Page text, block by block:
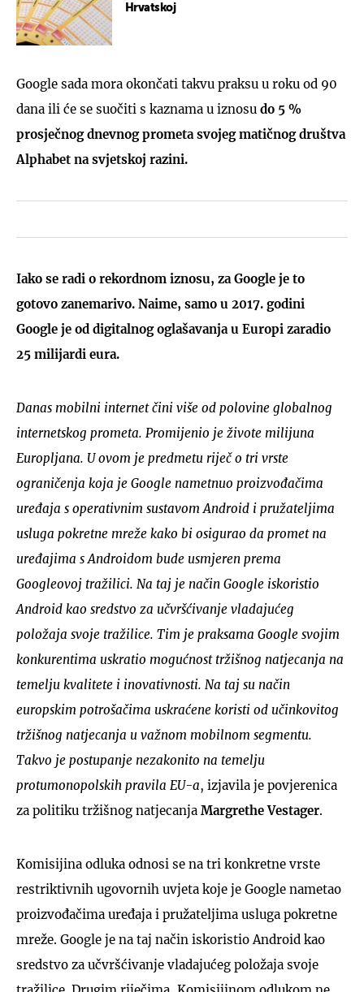
Hrvatskoj
Google sada mora okončati takvu praksu u roku od 90
dana ili će se suočiti s kaznama u iznosu do 5 %
prosječnog dnevnog prometa svojeg matičnog društva
Alphabet na svjetskoj razini.
Iako se radi o rekordnom iznosu, za Google je to
gotovo zanemarivo. Naime, samo u 2017. godini
Google je od digitalnog oglašavanja u Europi zaradio
25 milijardi eura.
Danas mobilni internet čini više od polovine globalnog
internetskog prometa. Promijenio je živote milijuna
Europljana. U ovom je predmetu riječ o tri vrste
ograničenja koja je Google nametnuo proizvođačima
uređaja s operativnim sustavom Android i pružateljima
usluga pokretne mreže kako bi osigurao da promet na
uređajima s Androidom bude usmjeren prema
Googleovoj tražilici. Na taj je način Google iskoristio
Android kao sredstvo za učvršćivanje vladajućeg
položaja svoje tražilice. Tim je praksama Google svojim
konkurentima uskratio mogućnost tržišnog natjecanja na
temelju kvalitete i inovativnosti. Na taj su način
europskim potrošačima uskraćene koristi od učinkovitog
tržišnog natjecanja u važnom mobilnom segmentu.
Takvo je postupanje nezakonito na temelju
protumonopolskih pravila EU-a, izjavila je povjerenica
za politiku tržišnog natjecanja Margrethe Vestager.
Komisijina odluka odnosi se na tri konkretne vrste
restriktivnih ugovornih uvjeta koje je Google nametao
proizvođačima uređaja i pružateljima usluga pokretne
mreže. Google je na taj način iskoristio Android kao
sredstvo za učvršćivanje vladajućeg položaja svoje